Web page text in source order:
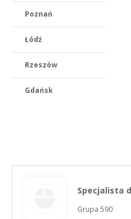
Poznań
Łódź
Rzeszów
Gdańsk
Specjalista
Grupa 590